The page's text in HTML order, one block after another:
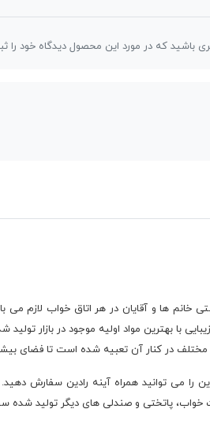
باشید که در مورد این محصول دیدگاه خود را
خانم ها و آقایان در هر اتاق خواب لازم
با بهترین مواد اولیه موجود در بازار
در کنار آن تعبیه شده است تا فضای
را می توانید همراه آینه رادین سفارش
پاتختی و صندلی های دیگر تولید شده